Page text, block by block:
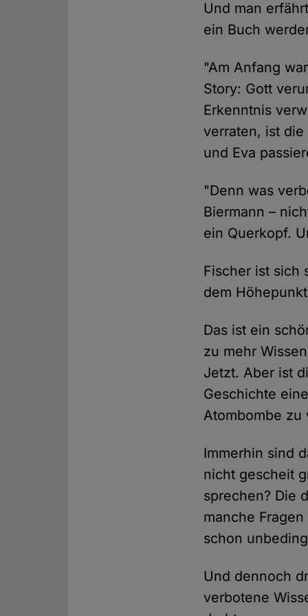
Und man
ein Buch
"Am Anfang
Story: Gott
Erkenntnis
verraten, ist die
und Eva
"Denn was
Biermann –
ein Querkopf.
Fischer ist sich
dem
Das ist ein
zu mehr
Jetzt. Aber ist
Geschichte
Atombombe zu
Immerhin sind
nicht gescheit
sprechen? Die
manche
schon
Und dennoch
verbotene